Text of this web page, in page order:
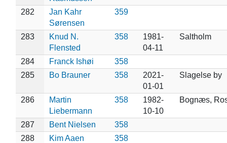
282
Jan Kahr
Sørensen
359
283
Knud N.
Flensted
358
1981-
04-11
Saltholm
284 Franck Ishøi
358
285
Bo Brauner 358
2021-
01-01
Slagelse by
286
Martin
Liebermann
358
1982-
10-10
Bognæs,
287 Bent Nielsen
358
288
Kim Aaen
358